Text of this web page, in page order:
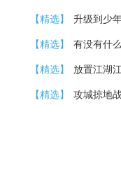
【精选】
【精选】
【精选】
【精选】 攻城掠地